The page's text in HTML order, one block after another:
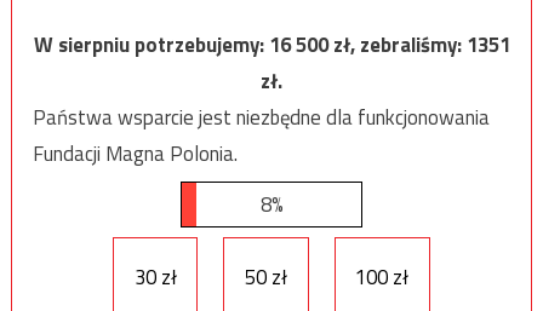
W sierpniu potrzebujemy:16 500zł, zebraliśmy:1351
zł.
Państwa wsparcie jest niezbędne dla funkcjonowania
Fundacji Magna Polonia.
8%
30 zł 50 zł 100 zł